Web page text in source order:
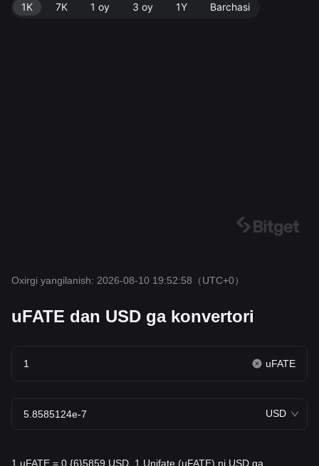
1K 7K 1 oy 3 oy 1Y Barchasi
Oxirgi yangilanish: 2026-08-10 19:52:58 （UTC+0）
uFATE dan USD ga konvertori
uFATE
USD
1 uFATE = 0.{6}5859 USD. 1 Unifate (uFATE) ni USD ga